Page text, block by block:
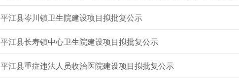
平江县岑川镇卫生院建设项目拟批复公示
平江县长寿镇中心卫生院建设项目拟批复公示
平江县重症违法人员收治医院建设项目拟批复公示